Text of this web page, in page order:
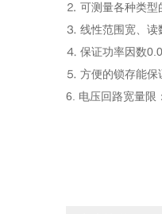
⒉ 可测量各种类型
⒊ 线性范围宽、读
⒋ 保证功率因数
⒌ 方便的锁存能保
6. 电压回路宽量限